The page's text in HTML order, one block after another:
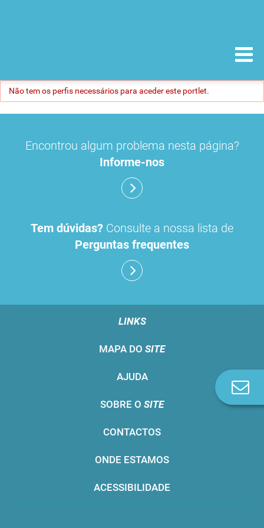
Não tem os perfis necessários para aceder este portlet.
Encontrou algum problema nesta página?
Informe-nos
Tem dúvidas? Consulte a nossa lista de
Perguntas frequentes
LINKS
MAPA DO SITE
AJUDA
SOBRE O SITE
CONTACTOS
ONDE ESTAMOS
ACESSIBILIDADE